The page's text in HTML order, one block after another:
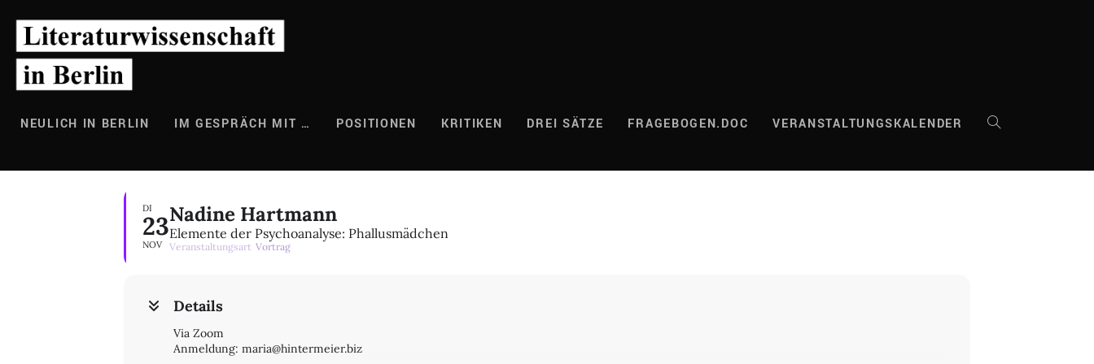
Inhalt
springen
NEULICH IN BERLIN IM GESPRÄCH MIT … POSITIONEN KRITIKEN DREI SÄTZE FRAGEBOGEN.DOC VERANSTALTUNGSKALENDER WEBSITE-
DI
23
NOV
Nadine Hartmann
Elemente der Psychoanalyse: Phallusmädchen
Veranstaltungsart Vortrag
Details
Via Zoom
Anmeldung: maria@hintermeier.biz